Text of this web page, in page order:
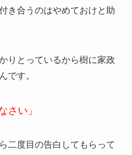
き合うのはやめておけと助
りとっているから樹に家政
です。
さい」
二度目の告白してもらって